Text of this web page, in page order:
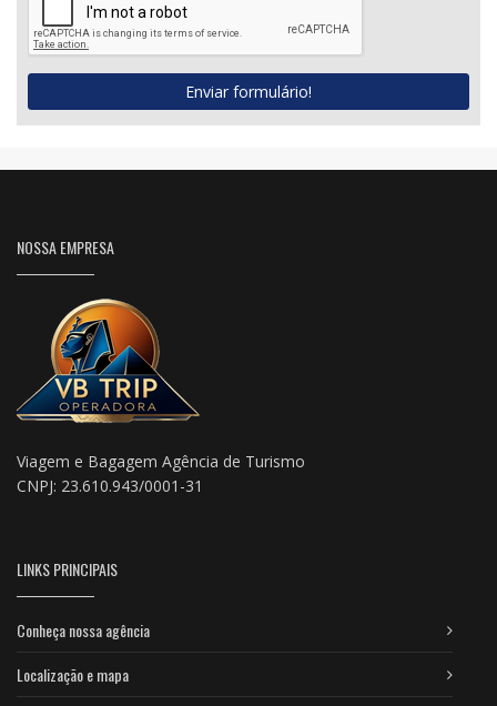
Enviar formulário!
NOSSA EMPRESA
Viagem e Bagagem Agência de Turismo
CNPJ: 23.610.943/0001-31
LINKS PRINCIPAIS
Conheça nossa agência
Localização e mapa